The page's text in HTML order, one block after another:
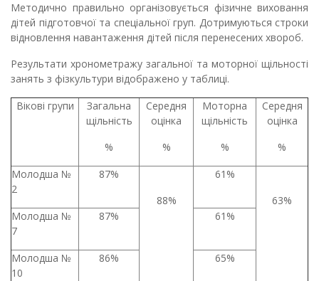
Методично правильно організовується фізичне виховання
дітей підготовчої та спеціальної груп. Дотримуються строки
відновлення навантаження дітей після перенесених хвороб.
Результати хронометражу загальної та моторної щільності
занять з фізкультури відображено у таблиці.
Вікові групи
Загальна
щільність
%
Середня
оцінка
%
Моторна
щільність
%
Середня
оцінка
%
Молодша №
2
87%
88%
61%
63%
Молодша №
7
87% 61%
Молодша №
10
86% 65%